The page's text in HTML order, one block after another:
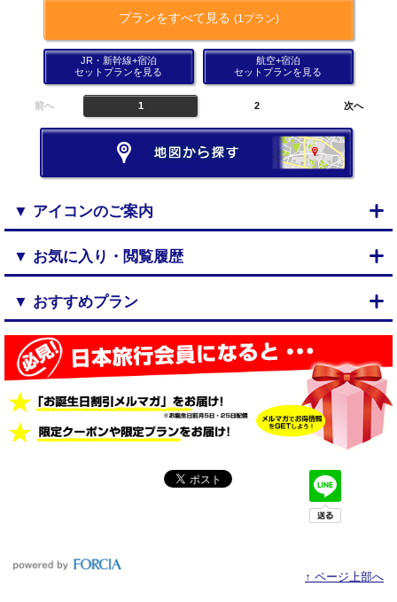
プランをすべて見る (1プラン)
JR・新幹線+宿泊
セットプランを見る
航空+宿泊
セットプランを見る
前へ 1 2 次へ
▼ アイコンのご案内
▼ お気に入り・閲覧履歴
▼ おすすめプラン
↑ ページ上部へ